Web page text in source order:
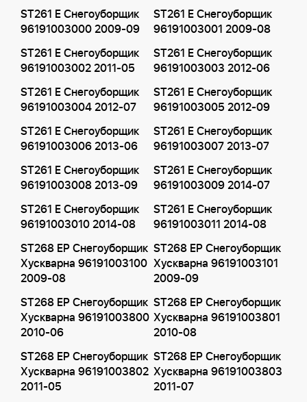
ST261 E Снегоуборщик
96191003000 2009-09
ST261 E Снегоуборщик
96191003001 2009-08
ST261 E Снегоуборщик
96191003002 2011-05
ST261 E Снегоуборщик
96191003003 2012-06
ST261 E Снегоуборщик
96191003004 2012-07
ST261 E Снегоуборщик
96191003005 2012-09
ST261 E Снегоуборщик
96191003006 2013-06
ST261 E Снегоуборщик
96191003007 2013-07
ST261 E Снегоуборщик
96191003008 2013-09
ST261 E Снегоуборщик
96191003009 2014-07
ST261 E Снегоуборщик
96191003010 2014-08
ST261 E Снегоуборщик
96191003011 2014-08
ST268 EP Снегоуборщик
Хускварна 96191003100
2009-08
ST268 EP Снегоуборщик
Хускварна 96191003101
2009-09
ST268 EP Снегоуборщик
Хускварна 96191003800
2010-06
ST268 EP Снегоуборщик
Хускварна 96191003801
2010-08
ST268 EP Снегоуборщик
Хускварна 96191003802
2011-05
ST268 EP Снегоуборщик
Хускварна 96191003803
2011-07